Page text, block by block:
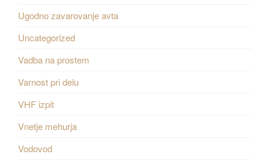
Ugodno zavarovanje avta
Uncategorized
Vadba na prostem
Varnost pri delu
VHF izpit
Vnetje mehurja
Vodovod